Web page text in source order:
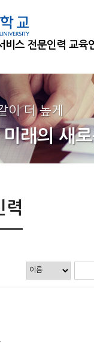
비스 전문인력 교육
이 더 높게
래의 새
력